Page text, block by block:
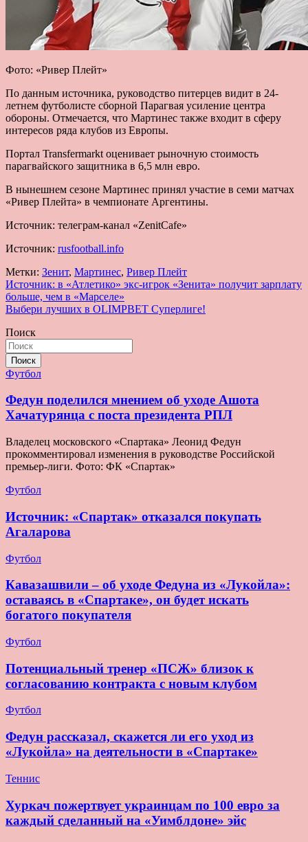
Фото: «Ривер Плейт»
По данным источника, руководство питерцев видит в 24-
летнем футболисте сборной Парагвая усиление центра
обороны. Отмечается, что Мартинес также входит в сферу
интересов ряда клубов из Европы.
Портал Transfermarkt оценивает рыночную стоимость
парагвайского защитника в 6,5 млн евро.
В нынешнем сезоне Мартинес принял участие в семи матчах
«Ривер Плейта» в чемпионате Аргентины.
Источник: телеграм-канал «ZenitCafe»
Источник: rusfootball.info
Метки: Зенит, Мартинес, Ривер Плейт
Навигация
по
Источник: в «Атлетико» экс-игрок «Зенита» получит зарплату
больше, чем в «Марселе»
Выбери лучших в OLIMPBET Суперлиге!
Поиск
Поиск
Футбол
Федун поделился мнением об уходе Ашота
Хачатурянца с поста президента РПЛ
Владелец московского «Спартака» Леонид Федун
прокомментировал изменения в руководстве Российской
премьер-лиги. Фото: ФК «Спартак»
Футбол
Источник: «Спартак» отказался покупать
Агаларова
Футбол
Кавазашвили – об уходе Федуна из «Лукойла»:
оставаясь в «Спартаке», он будет искать
богатого покупателя
Футбол
Потенциальный тренер «ПСЖ» близок к
согласованию контракта с новым клубом
Футбол
Федун рассказал, скажется ли его уход из
«Лукойла» на деятельности в «Спартаке»
Теннис
Хуркач пожертвует украинцам по 100 евро за
каждый сделанный на «Уимблдоне» эйс